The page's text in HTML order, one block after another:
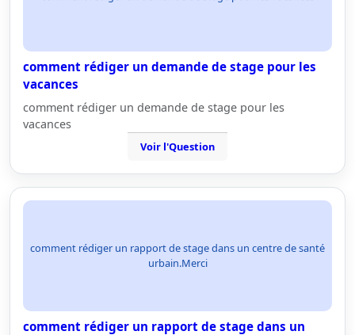
comment rédiger un demande de stage pour les
vacances
comment rédiger un demande de stage pour les
vacances
Voir l'Question
comment rédiger un rapport de stage dans un centre de santé
urbain.Merci
comment rédiger un rapport de stage dans un